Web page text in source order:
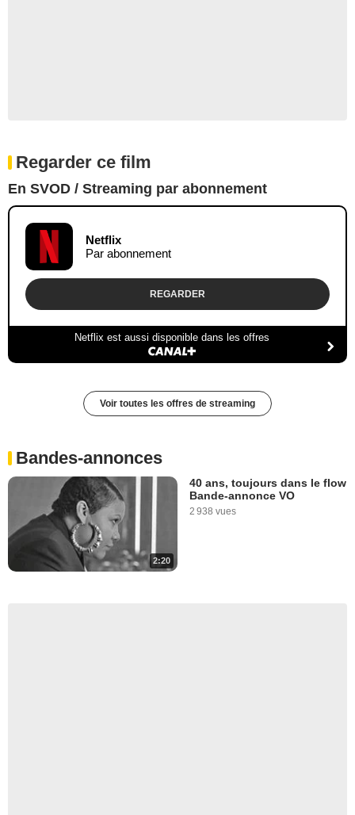
Regarder ce film
En SVOD / Streaming par abonnement
Netflix
Par abonnement
REGARDER
Netflix est aussi disponible dans les offres
Voir toutes les offres de streaming
Bandes-annonces
2:20
40 ans, toujours dans le flow
Bande-annonce VO
2 938 vues